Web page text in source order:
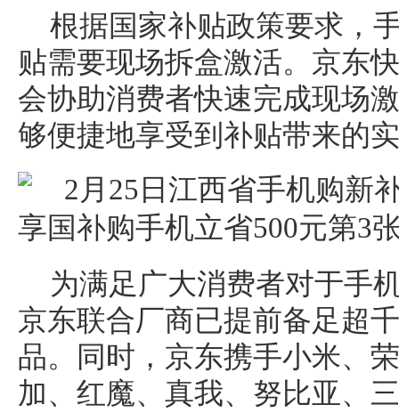
根据国家补贴政策要求，
贴需要现场拆盒激活。京东
会协助消费者快速完成现场
够便捷地享受到补贴带来的
为满足广大消费者对于手
京东联合厂商已提前备足超
品。同时，京东携手小米、
加、红魔、真我、努比亚、